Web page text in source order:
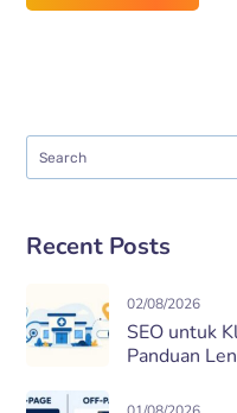
Recent Posts
02/08/2026
SEO untuk
Panduan